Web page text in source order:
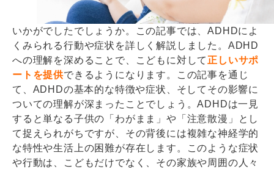
いかがでしたでしょうか。この記事では、ADHDによ
くみられる行動や症状を詳しく解説しました。ADHD
への理解を深めることで、こどもに対して 正しいサポ
ートを提供できるようになります。この記事を通じ
て、ADHDの基本的な特徴や症状、そしてその影響に
ついての理解が深まったことでしょう。ADHDは一見
すると単なる子供の「わがまま」や「注意散漫」とし
て捉えられがちですが、その背後には複雑な神経学的
な特性や生活上の困難が存在します。このような症状
や行動は、こどもだけでなく、その家族や周囲の人々